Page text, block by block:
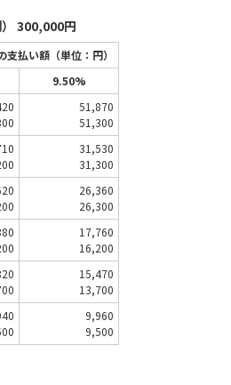
300,000円
払い額（単位：円）
9.50%
51,870
51,300
31,530
31,300
26,360
26,300
17,760
16,200
15,470
13,700
9,960
9,500